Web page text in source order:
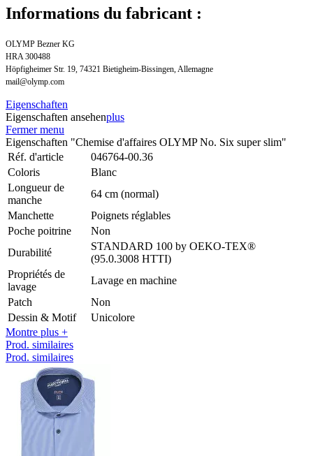
Informations du fabricant :
OLYMP Bezner KG
HRA 300488
Höpfigheimer Str. 19, 74321 Bietigheim-Bissingen, Allemagne
mail@olymp.com
Eigenschaften
Eigenschaften ansehenplus
Fermer menu
Eigenschaften "Chemise d'affaires OLYMP No. Six super slim"
Réf. d'article
046764-00.36
Coloris
Blanc
Longueur de
manche
64 cm (normal)
Manchette
Poignets réglables
Poche poitrine
Non
Durabilité
STANDARD 100 by OEKO-TEX®
(95.0.3008 HTTI)
Propriétés de
lavage
Lavage en machine
Patch
Non
Dessin & Motif
Unicolore
Montre plus +
Prod. similaires
Prod. similaires